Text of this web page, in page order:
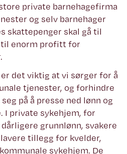
private barnehagefirma
og selv barnehager
skattepenger skal gå til
til enorm profitt for
det viktig at vi sørger for å
tjenester, og forhindre
på å presse ned lønn og
I private sykehjem, for
grunnlønn, svakere
tillegg for kvelder,
sykehjem. De